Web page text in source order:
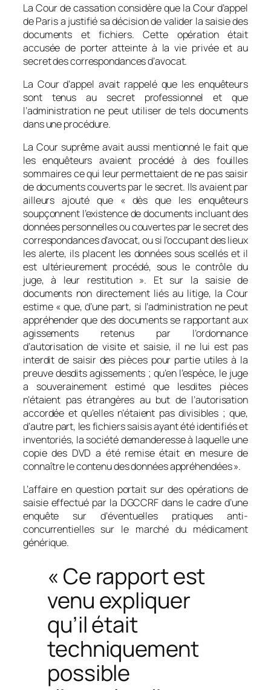
La Cour de cassation considère que la Cour d’appel
de Paris a justifié sa décision de valider la saisie des
documents et fichiers. Cette opération était
accusée de porter atteinte à la vie privée et au
secret des correspondances d’avocat.
La Cour d’appel avait rappelé que les enquêteurs
sont tenus au secret professionnel et que
l’administration ne peut utiliser de tels documents
dans une procédure.
La Cour suprême avait aussi mentionné le fait que
les enquêteurs avaient procédé à des fouilles
sommaires ce qui leur permettaient de ne pas saisir
de documents couverts par le secret. Ils avaient par
ailleurs ajouté que « dès que les enquêteurs
soupçonnent l’existence de documents incluant des
données personnelles ou couvertes par le secret des
correspondances d’avocat, ou si l’occupant des lieux
les alerte, ils placent les données sous scellés et il
est ultérieurement procédé, sous le contrôle du
juge, à leur restitution ». Et sur la saisie de
documents non directement liés au litige, la Cour
estime « que, d’une part, si l’administration ne peut
appréhender que des documents se rapportant aux
agissements retenus par l’ordonnance
d’autorisation de visite et saisie, il ne lui est pas
interdit de saisir des pièces pour partie utiles à la
preuve desdits agissements ; qu’en l’espèce, le juge
a souverainement estimé que lesdites pièces
n’étaient pas étrangères au but de l’autorisation
accordée et qu’elles n’étaient pas divisibles ; que,
d’autre part, les fichiers saisis ayant été identifiés et
inventoriés, la société demanderesse à laquelle une
copie des DVD a été remise était en mesure de
connaître le contenu des données appréhendées ».
L’affaire en question portait sur des opérations de
saisie effectué par la DGCCRF dans le cadre d’une
enquête sur d’éventuelles pratiques anti-
concurrentielles sur le marché du médicament
générique.
« Ce rapport est
venu expliquer
qu’il était
techniquement
possible